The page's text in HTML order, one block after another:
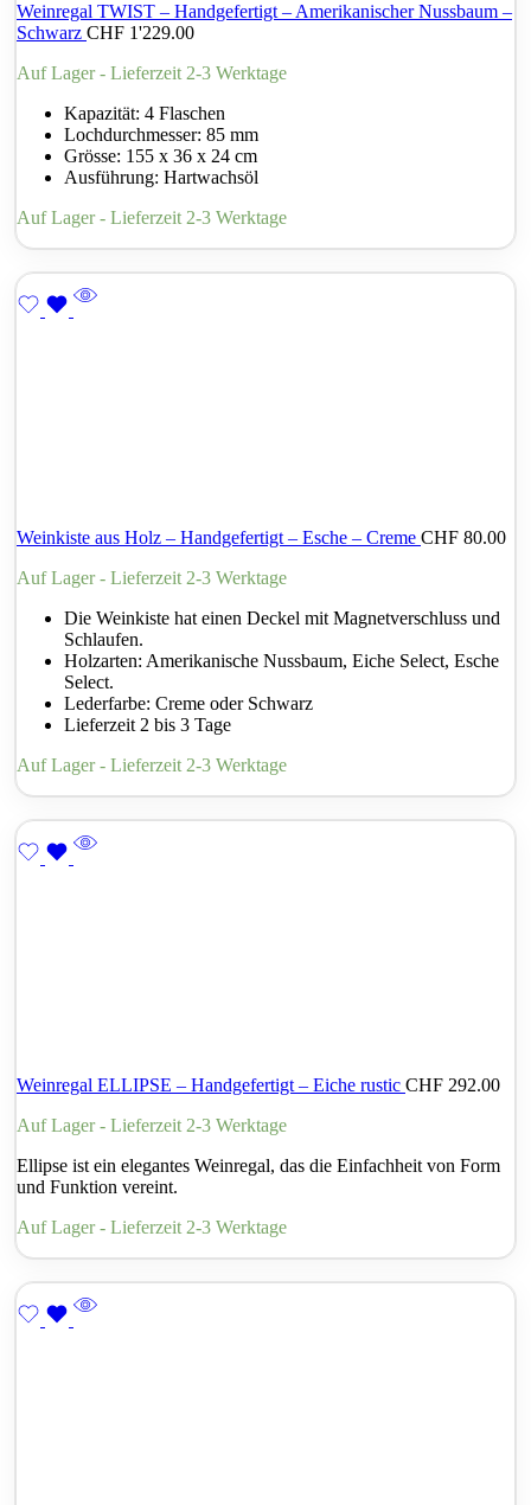
Weinregal TWIST – Handgefertigt – Amerikanischer Nussbaum –
Schwarz CHF 1'229.00
Auf Lager - Lieferzeit 2-3 Werktage
Kapazität: 4 Flaschen
Lochdurchmesser: 85 mm
Grösse: 155 x 36 x 24 cm
Ausführung: Hartwachsöl
Auf Lager - Lieferzeit 2-3 Werktage
Weinkiste aus Holz – Handgefertigt – Esche – Creme CHF 80.00
Auf Lager - Lieferzeit 2-3 Werktage
Die Weinkiste hat einen Deckel mit Magnetverschluss und
Schlaufen.
Holzarten: Amerikanische Nussbaum, Eiche Select, Esche
Select.
Lederfarbe: Creme oder Schwarz
Lieferzeit 2 bis 3 Tage
Auf Lager - Lieferzeit 2-3 Werktage
Weinregal ELLIPSE – Handgefertigt – Eiche rustic CHF 292.00
Auf Lager - Lieferzeit 2-3 Werktage
Ellipse ist ein elegantes Weinregal, das die Einfachheit von Form
und Funktion vereint.
Auf Lager - Lieferzeit 2-3 Werktage